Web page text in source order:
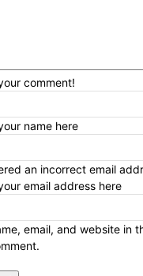
comment!
name here
an incorrect email
email address here
email, and website in